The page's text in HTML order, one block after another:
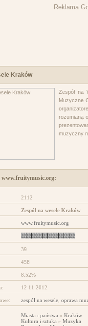
Reklama
Kraków
Zespół na
Muzyczne
rozumianą
muzyczny
www.fruitymusic.org:
2112
Zespół na wesele Kraków
www.fruitymusic.org
39
458
8.52%
12 11 2012
zespół na wesele oprawa
Miasta i państwa » Kraków
Kultura i sztuka » Muzyka